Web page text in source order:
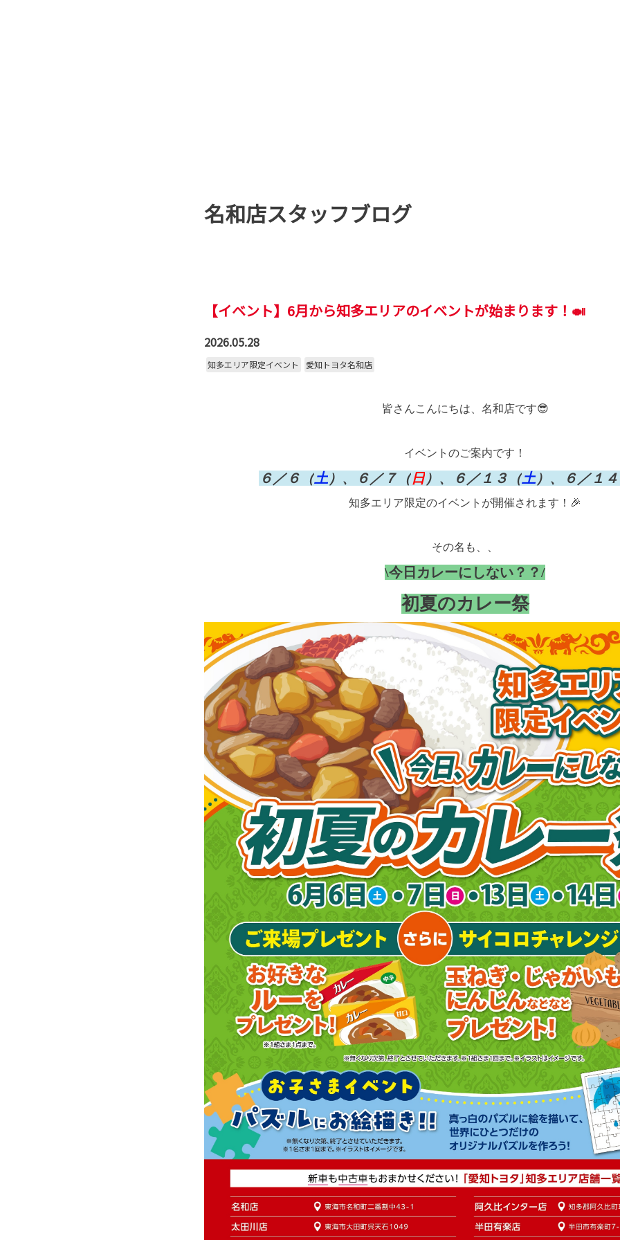
名和店スタッフブログ
【イベント】6月から知多エリアのイベントが始まります！🍛
2026.05.28
知多エリア限定イベント 愛知トヨタ名和店
皆さんこんにちは、名和店です😎
イベントのご案内です！
６／６（土 ）、６／７（日 ）、６／１３（土 ）、６／１
知多エリア限定のイベントが開催されます！🎉
その名も、、
\今日カレーにしない？？/
初夏のカレー祭